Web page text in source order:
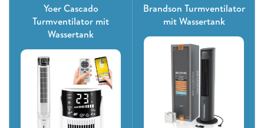
Yoer Cascado
Turmventilator mit
Wassertank
Brandson Turmventilator
mit Wassertank